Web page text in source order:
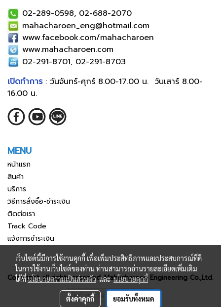
02-289-0598, 02-688-2070
mahacharoen_eng@hotmail.com
www.facebook.com/mahacharoen
www.mahacharoen.com
02-291-8701, 02-291-8703
เปิดทำการ: วันจันทร์-ศุกร์ 8.00-17.00 น. วันเสาร์ 8.00-
16.00 น.
MENU
หน้าแรก
สินค้า
บริการ
วิธีการสั่งซื้อ-ชำระเงิน
ติดต่อเรา
Track Code
แจ้งการชำระเงิน
Copyright all rights reserved. Mahacharoen Engineering Co.,Ltd.
ผู้เข้าชมวันนี้
5,014
เว็บไซต์นี้มีการใช้งานคุกกี้ เพื่อเพิ่มประสิทธิภาพและประสบการณ์ที่ดี
ในการใช้งานเว็บไซต์ของท่าน ท่านสามารถอ่านรายละเอียดเพิ่มเติม
ได้ที่นโยบายความเป็นส่วนตัวและนโยบายคุกกี้
ตั้งค่าคุกกี้ ยอมรับทั้งหมด